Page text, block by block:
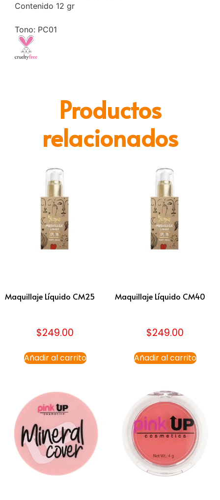
Contenido 12 gr
Tono: PC01
Productos
relacionados
Maquillaje Líquido CM25
$249.00
Añadir al carrito
Maquillaje Líquido CM40
$249.00
Añadir al carrito